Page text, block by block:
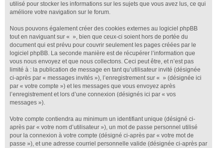
utilisé pour stocker les informations sur les sujets que vous avez lus, ce qui
améliore votre navigation sur le forum.
Nous pouvons également créer des cookies externes au logiciel phpBB
tout en naviguant sur « », bien que ceux-ci soient hors de portée du
document qui est prévu pour couvrir seulement les pages créées par le
logiciel phpBB. La seconde manière est de récupérer l’information que
vous nous envoyez et que nous collectons. Ceci peut être, et n’est pas
limité à : la publication de message en tant qu’utilisateur invité (désignée
ci-après par « messages invités »), l’enregistrement sur « » (désignée ici
par « votre compte ») et les messages que vous envoyez après
l’enregistrement et lors d’une connexion (désignés ici par « vos
messages »).
Votre compte contiendra au minimum un identifiant unique (désigné ci-
après par « votre nom d’utilisateur »), un mot de passe personnel utilisé
pour la connexion à votre compte (désigné ci-après par « votre mot de
passe »), et une adresse courriel personnelle valide (désignée ci-après par